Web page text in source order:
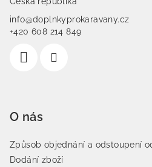
info@doplnkyprokaravany.cz
+420 608 214 849
O nás
Způsob objednání a odstoupení
Dodání zboží